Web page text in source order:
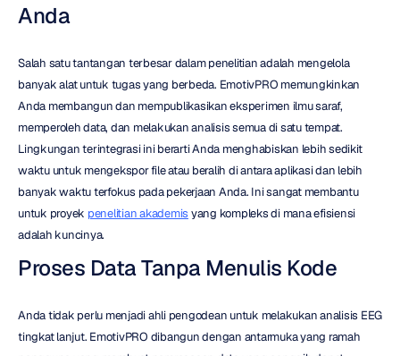
Anda
Salah satu tantangan terbesar dalam penelitian adalah mengelola
banyak alat untuk tugas yang berbeda. EmotivPRO memungkinkan
Anda membangun dan mempublikasikan eksperimen ilmu saraf,
memperoleh data, dan melakukan analisis semua di satu tempat.
Lingkungan terintegrasi ini berarti Anda menghabiskan lebih sedikit
waktu untuk mengekspor file atau beralih di antara aplikasi dan lebih
banyak waktu terfokus pada pekerjaan Anda. Ini sangat membantu
untuk proyek penelitian akademis yang kompleks di mana efisiensi
adalah kuncinya.
Proses Data Tanpa Menulis Kode
Anda tidak perlu menjadi ahli pengodean untuk melakukan analisis EEG
tingkat lanjut. EmotivPRO dibangun dengan antarmuka yang ramah